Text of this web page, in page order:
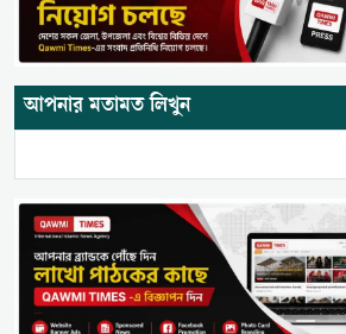
আপনার মতামত লিখুন